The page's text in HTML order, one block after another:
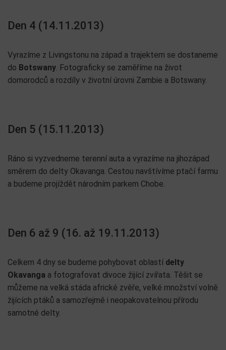
Den 4 (14.11.2013)
Vyrazíme z Livingstonu na západ a trajektem se dostaneme
do Botswany. Fotograficky se zaměříme na život
domorodců a rozdíly v životní úrovni Zambie a Botswany.
Den 5 (15.11.2013)
Ráno si vyzvedneme terenní auta a vyrazíme na jihozápad
směrem do delty Okavanga. Cestou navštívíme ptačí farmu
a budeme projíždět národním parkem Chobe.
Den 6 až 9 (16. až 19.11.2013)
Celkem 4 dny se budeme pohybovat oblastí delty
Okavanga a fotografovat divoce žijící zvířata. Těšit se
můžeme na velká stáda africké zvěře, velké množství volně
žijících ptáků a samozřejmě i neopakovatelnou přírodu
samotné delty.